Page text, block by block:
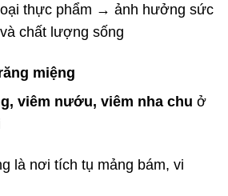
thực phẩm → ảnh hưởng sức
chất lượng sống
miệng
viêm nướu, viêm nha chu ở
là nơi tích tụ mảng bám, vi